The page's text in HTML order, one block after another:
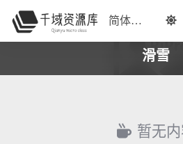
滑雪
暂无